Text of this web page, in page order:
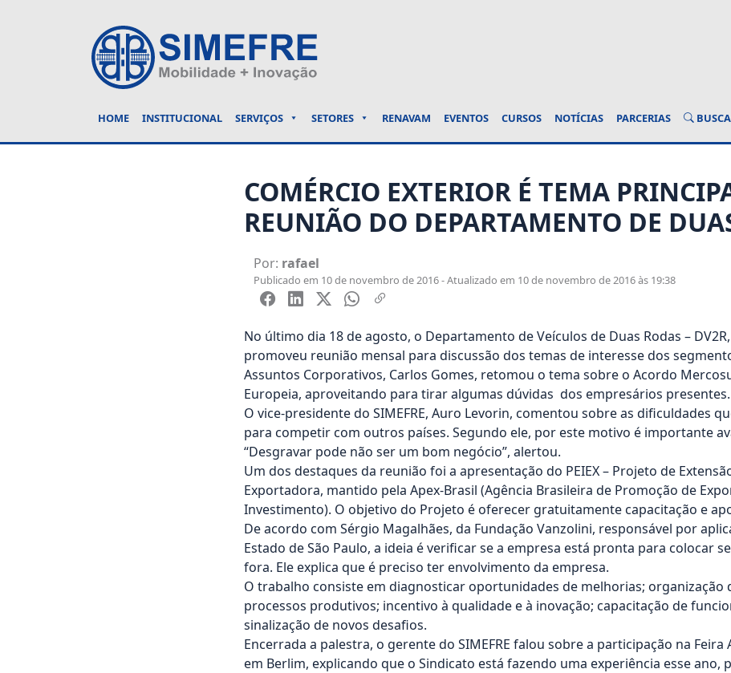
HOME INSTITUCIONAL SERVIÇOS SETORES RENAVAM EVENTOS CURSOS NOTÍCIAS PARCERIAS BUSCA
COMÉRCIO EXTERIOR É TEMA
REUNIÃO DO DEPARTAMENTO DE
Por: rafael
Publicado em 10 de novembro de 2016 - Atualizado em 10 de novembro de 2016 às 19:38
No último dia 18 de agosto, o Departamento de Veículos de Duas Rodas – DV2R,
promoveu reunião mensal para discussão dos temas de interesse dos
Assuntos Corporativos, Carlos Gomes, retomou o tema sobre o Acordo
Europeia, aproveitando para tirar algumas dúvidas dos empresários presentes.
O vice-presidente do SIMEFRE, Auro Levorin, comentou sobre as dificuldades
para competir com outros países. Segundo ele, por este motivo é importante
“Desgravar pode não ser um bom negócio”, alertou.
Um dos destaques da reunião foi a apresentação do PEIEX – Projeto de
Exportadora, mantido pela Apex-Brasil (Agência Brasileira de Promoção de
Investimento). O objetivo do Projeto é oferecer gratuitamente capacitação e
De acordo com Sérgio Magalhães, da Fundação Vanzolini, responsável por
Estado de São Paulo, a ideia é verificar se a empresa está pronta para colocar
fora. Ele explica que é preciso ter envolvimento da empresa.
O trabalho consiste em diagnosticar oportunidades de melhorias; organização
processos produtivos; incentivo à qualidade e à inovação; capacitação de
sinalização de novos desafios.
Encerrada a palestra, o gerente do SIMEFRE falou sobre a participação na Feira
em Berlim, explicando que o Sindicato está fazendo uma experiência esse ano,